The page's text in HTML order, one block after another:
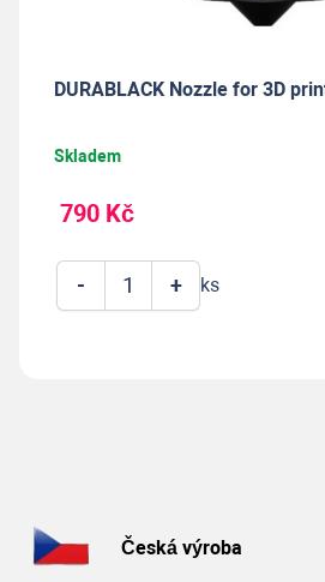
DURABLACK Nozzle for 3D
Skladem
790 Kč
+
- ks
Česká výroba